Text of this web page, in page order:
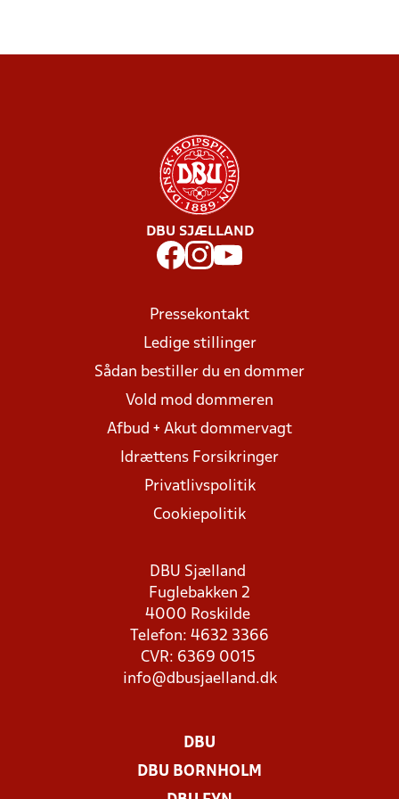
DBU SJÆLLAND
Pressekontakt
Ledige stillinger
Sådan bestiller du en dommer
Vold mod dommeren
Afbud + Akut dommervagt
Idrættens Forsikringer
Privatlivspolitik
Cookiepolitik
DBU Sjælland
Fuglebakken 2
4000 Roskilde
Telefon: 4632 3366
CVR: 6369 0015
info@dbusjaelland.dk
DBU
DBU BORNHOLM